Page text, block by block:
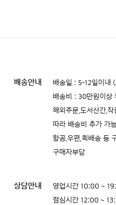
배송안내
배송일 : 5-12일이내
배송비 : 30만원이상
해외주문,도서산간,작
따라 배송비 추가 가
항공,우편,퀵배송 등
구매자부담
상담안내
영업시간 10:00 ~
점심시간 12:00 ~